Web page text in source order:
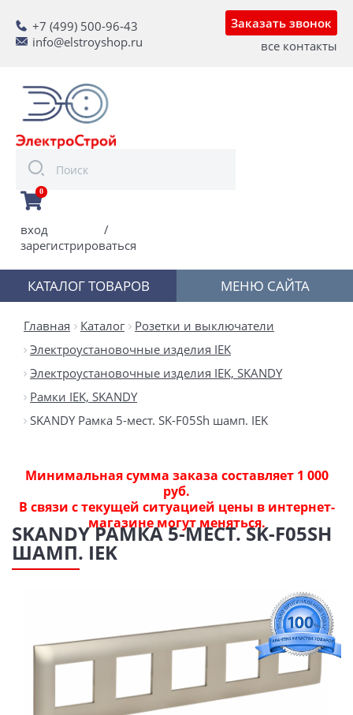
+7 (499) 500-96-43
info@elstroyshop.ru
Заказать звонок
все контакты
0
вход
/
зарегистрироваться
КАТАЛОГ ТОВАРОВ МЕНЮ САЙТА
Главная Каталог
Розетки и выключатели
Электроустановочные изделия IEK
Электроустановочные изделия IEK, SKANDY
Рамки IEK, SKANDY
SKANDY Рамка 5-мест. SK-F05Sh шамп. IEK
Минимальная сумма заказа составляет 1 000
руб.
В связи с текущей ситуацией цены в интернет-
магазине могут меняться.
SKANDY РАМКА 5-МЕСТ. SK-F05SH
ШАМП. IEK